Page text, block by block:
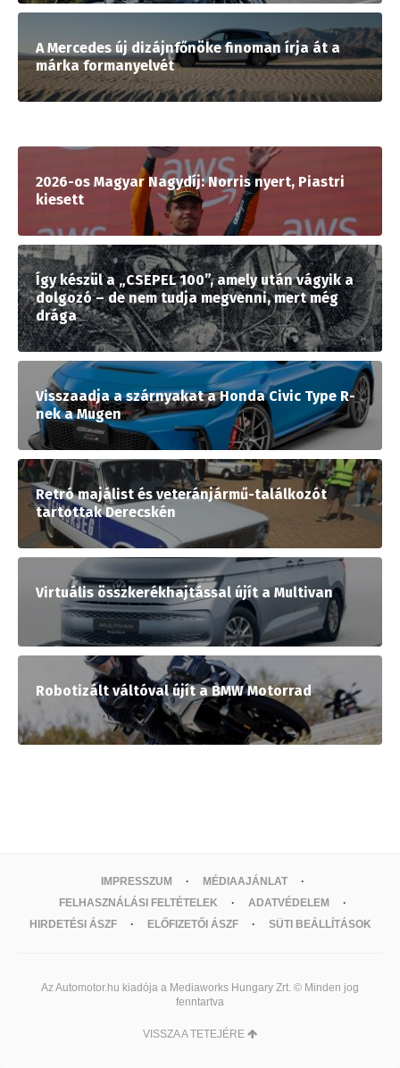
A Mercedes új dizájnfőnöke finoman írja át a
márka formanyelvét
2026-os Magyar Nagydíj: Norris nyert, Piastri
kiesett
Így készül a „CSEPEL 100”, amely után vágyik a
dolgozó – de nem tudja megvenni, mert még
drága
Visszaadja a szárnyakat a Honda Civic Type R-
nek a Mugen
Retró majálist és veteránjármű-találkozót
tartottak Derecskén
Virtuális összkerékhajtással újít a Multivan
Robotizált váltóval újít a BMW Motorrad
IMPRESSZUM
MÉDIAAJÁNLAT
FELHASZNÁLÁSI FELTÉTELEK
ADATVÉDELEM
HIRDETÉSI ÁSZF
ELŐFIZETŐI ÁSZF SÜTI BEÁLLÍTÁSOK
Az Automotor.hu kiadója a Mediaworks Hungary Zrt. © Minden jog
fenntartva
VISSZA A TETEJÉRE